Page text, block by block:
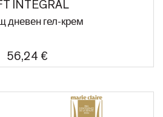
INTEGRAL
дневен гел-крем
56,24 €